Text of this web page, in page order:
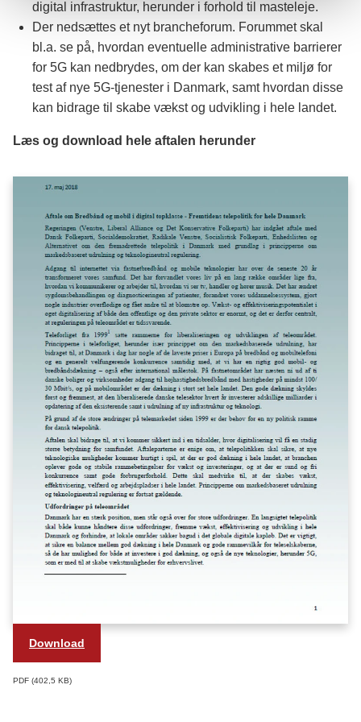
digital infrastruktur, herunder i forhold til masteleje.
Der nedsættes et nyt brancheforum. Forummet skal
bl.a. se på, hvordan eventuelle administrative barrierer
for 5G kan nedbrydes, om der kan skabes et miljø for
test af nye 5G-tjenester i Danmark, samt hvordan disse
kan bidrage til skabe vækst og udvikling i hele landet.
Læs og download hele aftalen herunder
Download
PDF 402,5 KB